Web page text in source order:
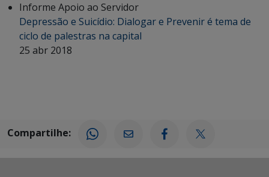
Informe Apoio ao Servidor
Depressão e Suicídio: Dialogar e Prevenir é tema de
ciclo de palestras na capital
25 abr 2018
Compartilhe: